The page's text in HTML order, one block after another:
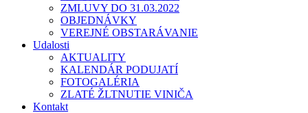
ZMLUVY DO 31.03.2022
OBJEDNÁVKY
VEREJNÉ OBSTARÁVANIE
Udalosti
AKTUALITY
KALENDÁR PODUJATÍ
FOTOGALÉRIA
ZLATÉ ŽLTNUTIE VINIČA
Kontakt